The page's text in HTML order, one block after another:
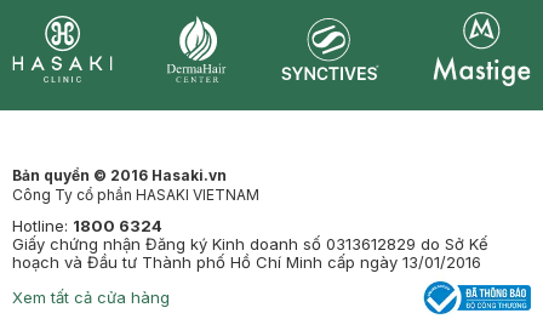
Bản quyền © 2016 Hasaki.vn
Công Ty cổ phần HASAKI VIETNAM
Hotline: 1800 6324
Giấy chứng nhận Đăng ký Kinh doanh số 0313612829 do Sở Kế
hoạch và Đầu tư Thành phố Hồ Chí Minh cấp ngày 13/01/2016
Xem tất cả cửa hàng